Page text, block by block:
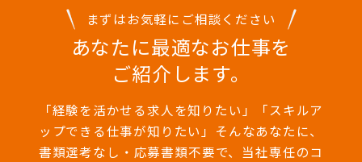
まずはお気軽にご相談ください
あなたに最適なお仕事を
ご紹介します。
「経験を活かせる求人を知りたい」「スキルア
ップできる仕事が知りたい」そんなあなたに、
書類選考なし・応募書類不要で、当社専任のコ